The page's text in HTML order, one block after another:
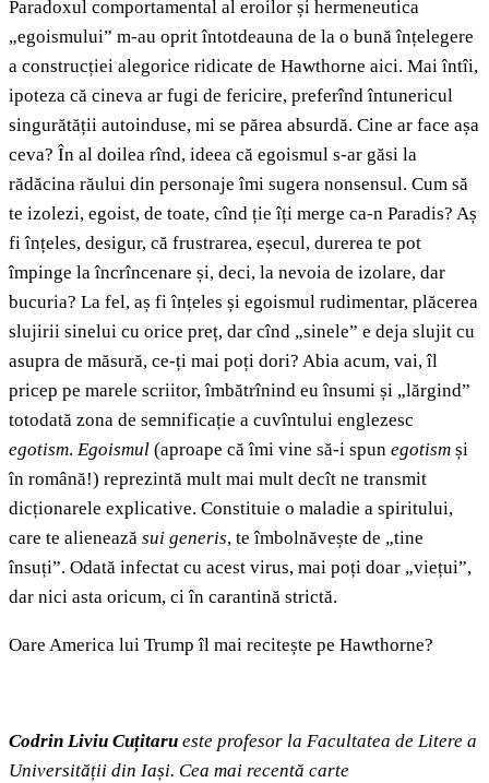
Paradoxul comportamental al eroilor și hermeneutica
„egoismului” m-au oprit întotdeauna de la o bună înțelegere
a construcției alegorice ridicate de Hawthorne aici. Mai întîi,
ipoteza că cineva ar fugi de fericire, preferînd întunericul
singurătății autoinduse, mi se părea absurdă. Cine ar face așa
ceva? În al doilea rînd, ideea că egoismul s-ar găsi la
rădăcina răului din personaje îmi sugera nonsensul. Cum să
te izolezi, egoist, de toate, cînd ție îți merge ca-n Paradis? Aș
fi înțeles, desigur, că frustrarea, eșecul, durerea te pot
împinge la încrîncenare și, deci, la nevoia de izolare, dar
bucuria? La fel, aș fi înțeles și egoismul rudimentar, plăcerea
slujirii sinelui cu orice preț, dar cînd „sinele” e deja slujit cu
asupra de măsură, ce-ți mai poți dori? Abia acum, vai, îl
pricep pe marele scriitor, îmbătrînind eu însumi și „lărgind”
totodată zona de semnificație a cuvîntului englezesc
egotism. Egoismul (aproape că îmi vine să-i spun egotism și
în română!) reprezintă mult mai mult decît ne transmit
dicționarele explicative. Constituie o maladie a spiritului,
care te alienează sui generis, te îmbolnăvește de „tine
însuți”. Odată infectat cu acest virus, mai poți doar „viețui”,
dar nici asta oricum, ci în carantină strictă.
Oare America lui Trump îl mai recitește pe Hawthorne?
Codrin Liviu Cuțitaru este profesor la Facultatea de Litere a
Universității din Iași. Cea mai recentă carte